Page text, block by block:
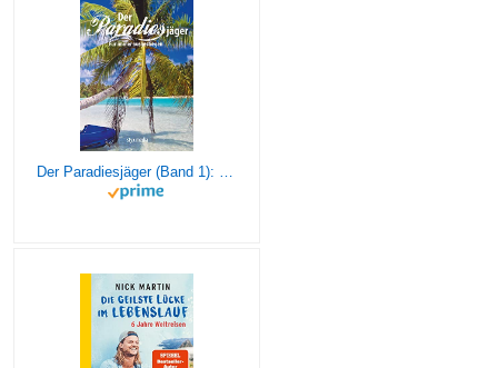
Der Paradiesjäger (Band 1): Für immer ausgestiegen